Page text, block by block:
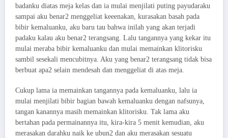
badanku diatas meja kelas dan ia mulai menjilati puting payudaraku
sampai aku benar2 menggeliat keeenakan, kurasakan basah pada
bibir kemaluanku, aku baru tau bahwa inilah yang akan terjadi
padaku kalau aku benar2 terangsang. Lalu tangannya yang kekar itu
mulai meraba bibir kemaluanku dan mulai memainkan klitorisku
sambil sesekali mencubitnya. Aku yang benar2 terangsang tidak bisa
berbuat apa2 selain mendesah dan menggeliat di atas meja.
Cukup lama ia memainkan tangannya pada kemaluanku, lalu ia
mulai menjilati bibir bagian bawah kemaluanku dengan nafsunya,
tangan kanannya masih memainkan klitorisku. Tak lama aku
bertahan pada permainannya itu, kira-kira 5 menit kemudian, aku
merasakan darahku naik ke ubun2 dan aku merasakan sesuatu